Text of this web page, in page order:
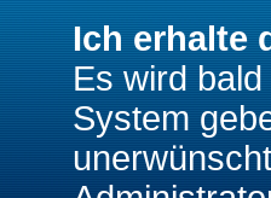
Ich erhalte
Es wird
System